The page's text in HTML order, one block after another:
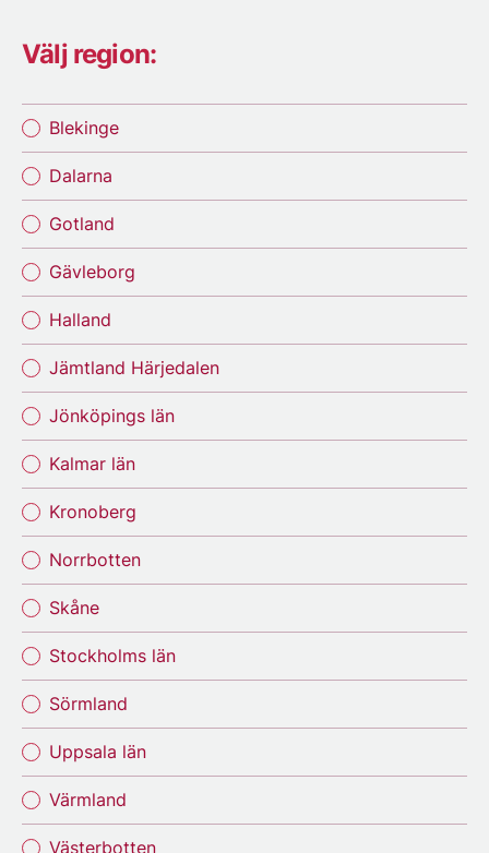
Välj region:
Blekinge
Dalarna
Gotland
Gävleborg
Halland
Jämtland Härjedalen
Jönköpings län
Kalmar län
Kronoberg
Norrbotten
Skåne
Stockholms län
Sörmland
Uppsala län
Värmland
Västerbotten